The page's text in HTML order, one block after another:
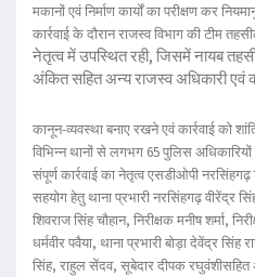
मकानों एवं निर्माण कार्यों का परीक्षण कर
कार्रवाई के दौरान राजस्व विभाग की टीम
नेतृत्व में उपस्थित रही, जिसमें नायब
अंकित सहित अन्य राजस्व अधिकारी एवं
कानून-व्यवस्था बनाए रखने एवं कार्रवाई को
विभिन्न थानों से लगभग 65 पुलिस अधिकारियों
संपूर्ण कार्रवाई का नेतृत्व एसडीओपी नरसिंहगढ़
सहयोग हेतु थाना प्रभारी नरसिंहगढ़ वीरेंद्र
शिवराज सिंह चौहान, निरीक्षक मनीष शर्मा,
धर्मवीर पवैया, थाना प्रभारी बोड़ा देवेंद्र
सिंह, राहुल सेंदव, सूबेदार दीपक